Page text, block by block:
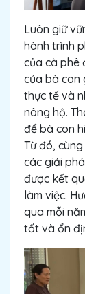
Luôn giữ
hành trình
của cà phê
của bà con
thực tế và
nông hộ.
để bà con
Từ đó,
các giải
được kết
làm việc.
qua mỗi
tốt và ổn